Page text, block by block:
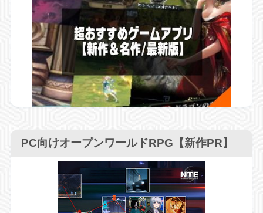
PC向けオープンワールドRPG【新作PR】